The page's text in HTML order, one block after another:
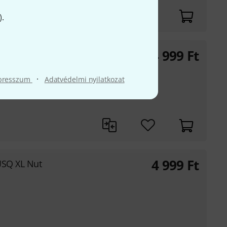
· Adatvédelmi nyilatkozat
tónusért
XL Blank 4 999 Ft
XL Nut 4 999 Ft